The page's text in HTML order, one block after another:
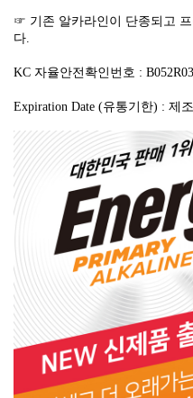
☞ 기존 알카라인이 단종되고
다.
KC 자율안전확인번호 :
Expiration Date (유통기한) : 제